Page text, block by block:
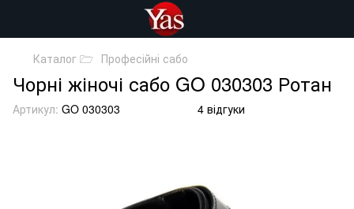
Каталог 🗁 Професійні сабо
Чорні жіночі сабо GO 030303 Ротан
Артикул: GO 030303 4 відгуки